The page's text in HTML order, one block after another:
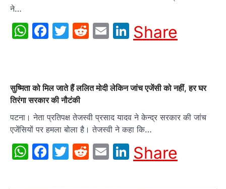
ने…
WhatsApp
Facebook
Twitter
Reddit
EmailLinkedIn
Share
सुष्मिता को मिल जाते हैं ललित मोदी लेकिन जांच एजेंसी को नहीं, हर घर
तिरंगा सरकार की नौटंकी
पटना। नेता प्रतिपक्ष तेजस्वी प्रसाद यादव ने केन्द्र सरकार की जांच
एजेंसियों पर हमला बोला है। तेजस्वी ने कहा कि…
WhatsApp
Facebook
Twitter
Reddit
EmailLinkedIn
Share